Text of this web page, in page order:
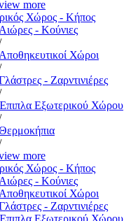
more
Χώρος - Κήπος
Αιώρες - Κούνιες
Αποθηκευτικοί Χώροι
- Ζαρντινιέρες
Εξωτερικού Χώρου
more
Χώρος - Κήπος
Αιώρες - Κούνιες
Αποθηκευτικοί Χώροι
- Ζαρντινιέρες
Εξωτερικού Χώρου